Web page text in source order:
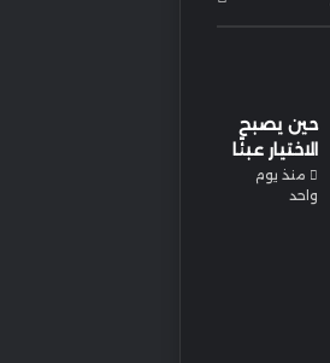
حين يصبح
الاختيار عبئًا
منذ يوم
واحد